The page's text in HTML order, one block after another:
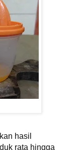
hasil
rata hingga